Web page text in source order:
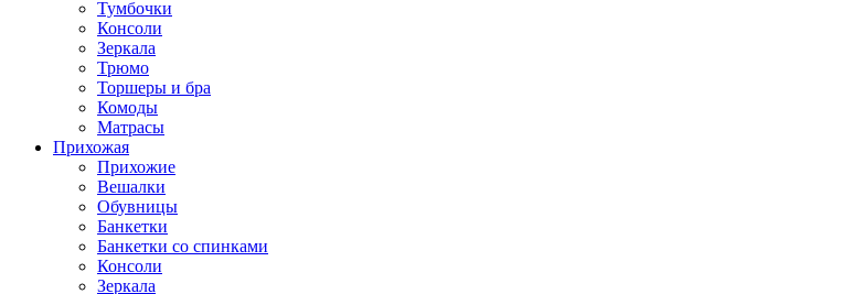
Тумбочки
Консоли
Зеркала
Трюмо
Торшеры и бра
Комоды
Матрасы
Прихожая
Прихожие
Вешалки
Обувницы
Банкетки
Банкетки со спинками
Консоли
Зеркала